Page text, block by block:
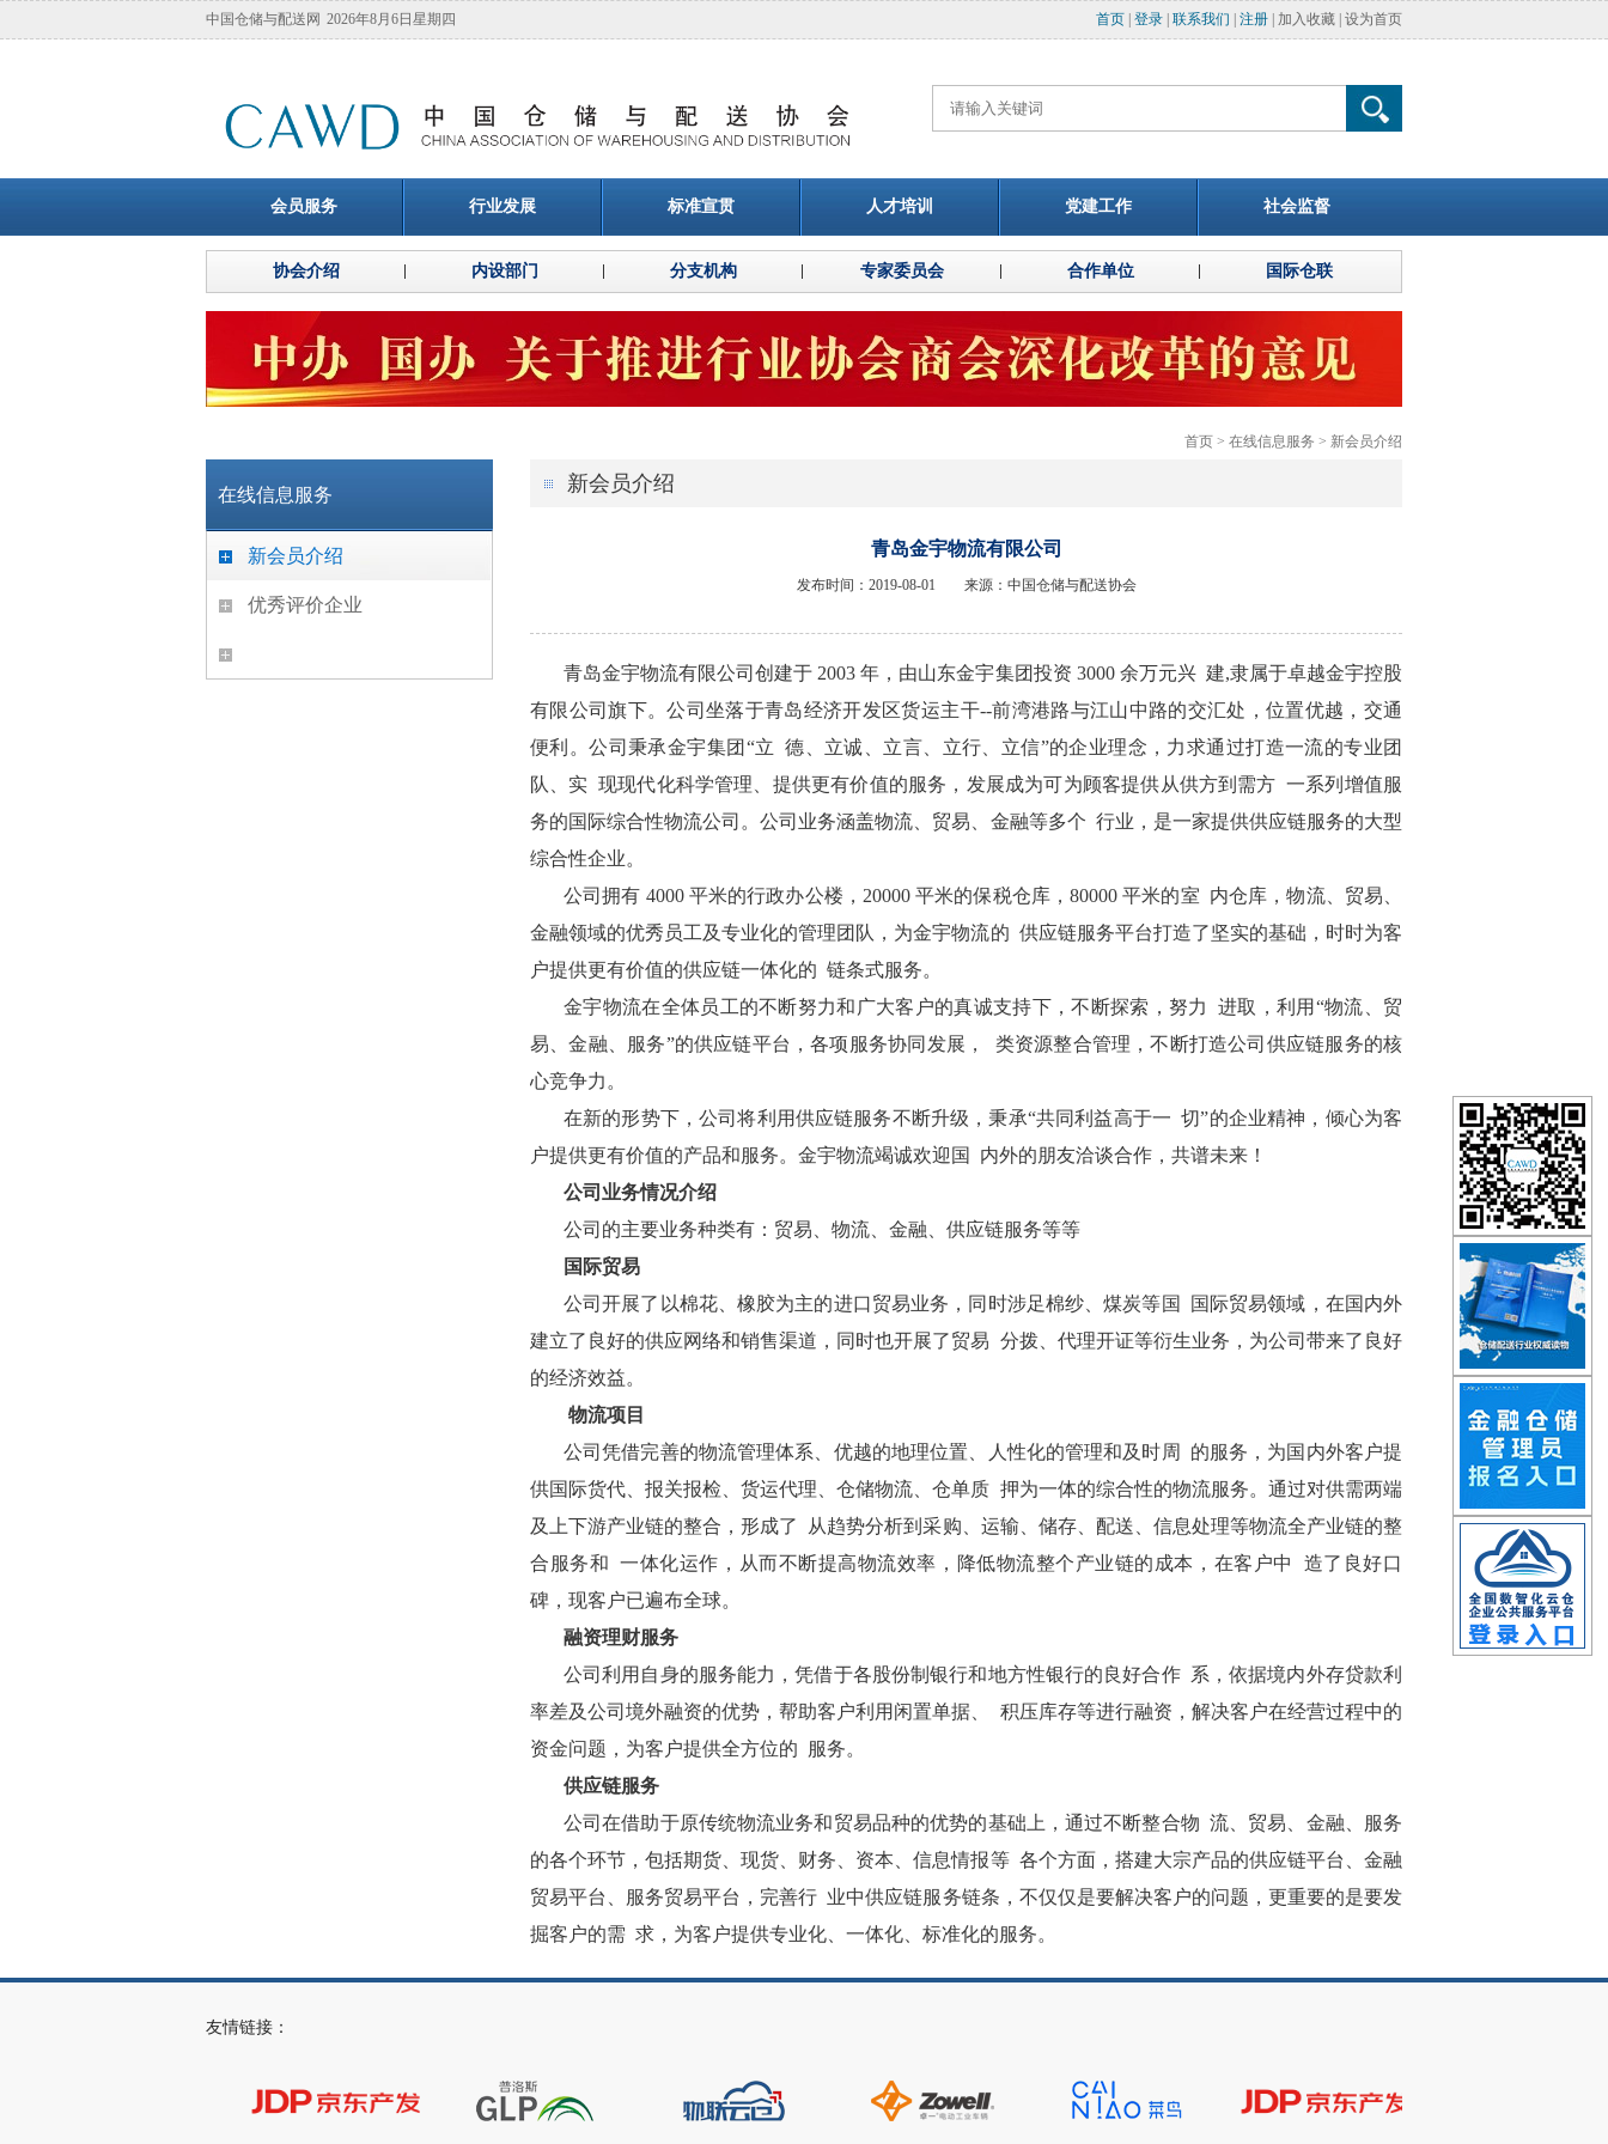
中国仓储与配送网 2026年8月6日星期四 首页 登录 联系我们 注册 加入收藏 设为首页
会员服务 行业发展 标准宣贯 人才培训 党建工作 社会监督
协会介绍 内设部门 分支机构 专家委员会 合作单位 国际仓联
首页 > 在线信息服务 > 新会员介绍
在线信息服务
新会员介绍
优秀评价企业
新会员介绍
青岛金宇物流有限公司
发布时间：2019-08-01 来源：中国仓储与配送协会
青岛金宇物流有限公司创建于 2003 年，由山东金宇集团投资 3000 余万元兴 建,隶属于卓越金宇控股
有限公司旗下。公司坐落于青岛经济开发区货运主干--前湾港路与江山中路的交汇处，位置优越，交通
便利。公司秉承金宇集团“立 德、立诚、立言、立行、立信”的企业理念，力求通过打造一流的专业团
队、实 现现代化科学管理、提供更有价值的服务，发展成为可为顾客提供从供方到需方 一系列增值服
务的国际综合性物流公司。公司业务涵盖物流、贸易、金融等多个 行业，是一家提供供应链服务的大型
综合性企业。
公司拥有 4000 平米的行政办公楼，20000 平米的保税仓库，80000 平米的室 内仓库，物流、贸易、
金融领域的优秀员工及专业化的管理团队，为金宇物流的 供应链服务平台打造了坚实的基础，时时为客
户提供更有价值的供应链一体化的 链条式服务。
金宇物流在全体员工的不断努力和广大客户的真诚支持下，不断探索，努力
进取，利用“物流、贸
易、金融、服务”的供应链平台，各项服务协同发展，
类资源整合管理，不断打造公司供应链服务的核
心竞争力。
在新的形势下，公司将利用供应链服务不断升级，秉承“共同利益高于一 切”的企业精神，倾心为客
户提供更有价值的产品和服务。金宇物流竭诚欢迎国
内外的朋友洽谈合作，共谱未来！
公司业务情况介绍
公司的主要业务种类有：贸易、物流、金融、供应链服务等等
国际贸易
公司开展了以棉花、橡胶为主的进口贸易业务，同时涉足棉纱、煤炭等国
国际贸易领域，在国内外
建立了良好的供应网络和销售渠道，同时也开展了贸易 分拨、代理开证等衍生业务，为公司带来了良好
的经济效益。
物流项目
公司凭借完善的物流管理体系、优越的地理位置、人性化的管理和及时周
的服务，为国内外客户提
供国际货代、报关报检、货运代理、仓储物流、仓单质 押为一体的综合性的物流服务。通过对供需两端
及上下游产业链的整合，形成了
从趋势分析到采购、运输、储存、配送、信息处理等物流全产业链的整
合服务和
一体化运作，从而不断提高物流效率，降低物流整个产业链的成本，在客户中
造了良好口
碑，现客户已遍布全球。
融资理财服务
公司利用自身的服务能力，凭借于各股份制银行和地方性银行的良好合作 系，依据境内外存贷款利
率差及公司境外融资的优势，帮助客户利用闲置单据、
积压库存等进行融资，解决客户在经营过程中的
资金问题，为客户提供全方位的
服务。
供应链服务
公司在借助于原传统物流业务和贸易品种的优势的基础上，通过不断整合物 流、贸易、金融、服务
的各个环节，包括期货、现货、财务、资本、信息情报等 各个方面，搭建大宗产品的供应链平台、金融
贸易平台、服务贸易平台，完善行 业中供应链服务链条，不仅仅是要解决客户的问题，更重要的是要发
掘客户的需 求，为客户提供专业化、一体化、标准化的服务。
友情链接：